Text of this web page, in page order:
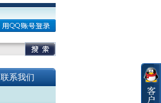
联系我们